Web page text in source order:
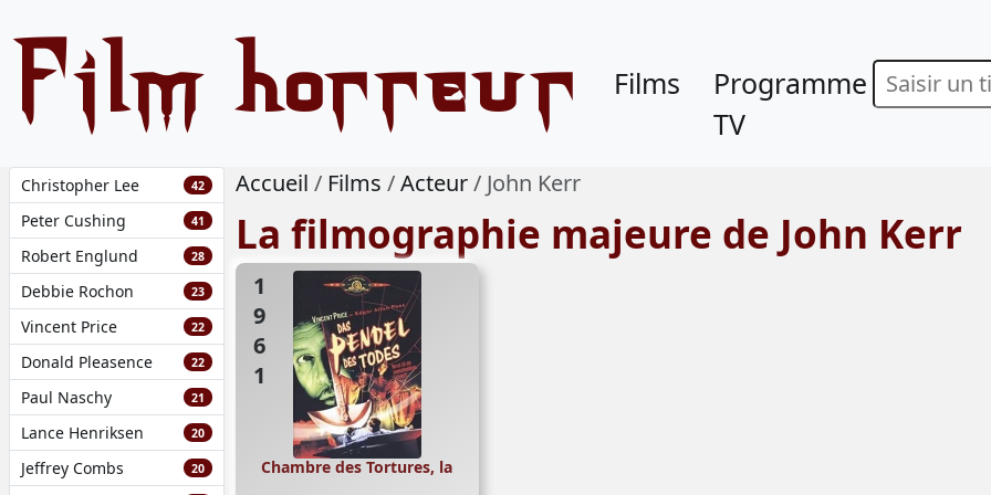
Film horreur Films
Programme
TV
Christopher Lee 42
Peter Cushing 41
Robert Englund 28
Debbie Rochon 23
Vincent Price 22
Donald Pleasence 22
Paul Naschy 21
Lance Henriksen 20
Jeffrey Combs 20
Accueil Films Acteur John Kerr
La filmographie majeure de John Kerr
1961
Chambre des Tortures, la